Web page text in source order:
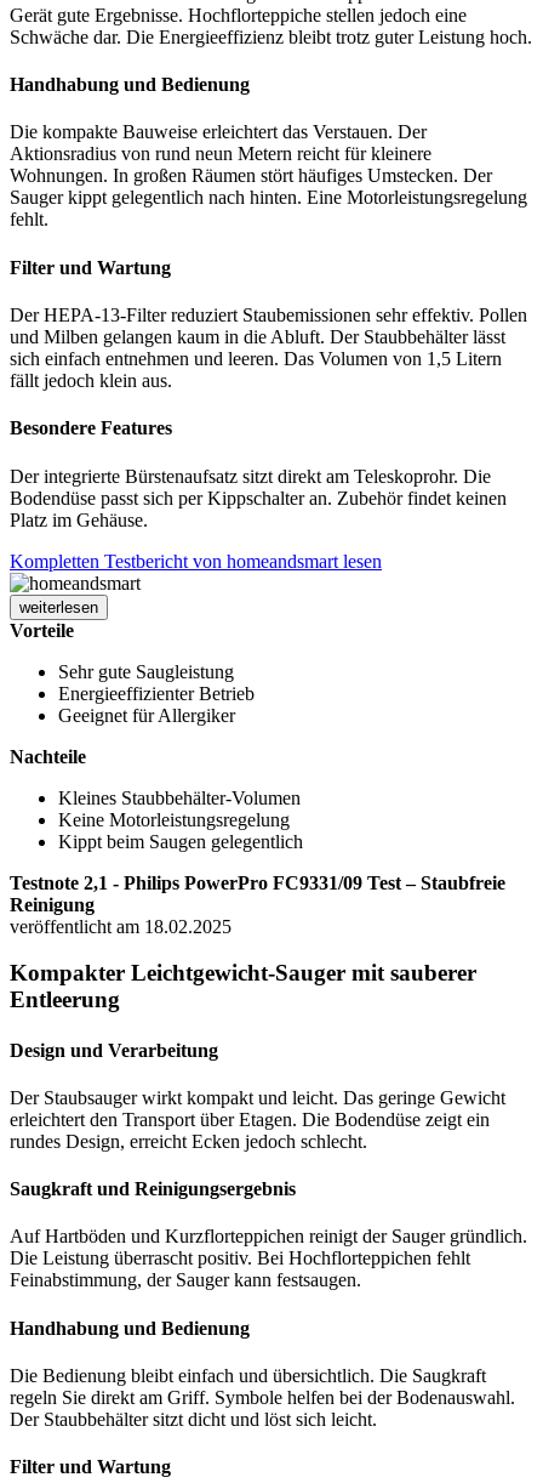
Gerät gute Ergebnisse. Hochflorteppiche stellen jedoch eine
Schwäche dar. Die Energieeffizienz bleibt trotz guter Leistung hoch.
Handhabung und Bedienung
Die kompakte Bauweise erleichtert das Verstauen. Der
Aktionsradius von rund neun Metern reicht für kleinere
Wohnungen. In großen Räumen stört häufiges Umstecken. Der
Sauger kippt gelegentlich nach hinten. Eine Motorleistungsregelung
fehlt.
Filter und Wartung
Der HEPA-13-Filter reduziert Staubemissionen sehr effektiv. Pollen
und Milben gelangen kaum in die Abluft. Der Staubbehälter lässt
sich einfach entnehmen und leeren. Das Volumen von 1,5 Litern
fällt jedoch klein aus.
Besondere Features
Der integrierte Bürstenaufsatz sitzt direkt am Teleskoprohr. Die
Bodendüse passt sich per Kippschalter an. Zubehör findet keinen
Platz im Gehäuse.
Kompletten Testbericht von homeandsmart lesen
weiterlesen
Vorteile
Sehr gute Saugleistung
Energieeffizienter Betrieb
Geeignet für Allergiker
Nachteile
Kleines Staubbehälter-Volumen
Keine Motorleistungsregelung
Kippt beim Saugen gelegentlich
Testnote 2,1 - Philips PowerPro FC9331/09 Test – Staubfreie
Reinigung
veröffentlicht am 18.02.2025
Kompakter Leichtgewicht-Sauger mit sauberer
Entleerung
Design und Verarbeitung
Der Staubsauger wirkt kompakt und leicht. Das geringe Gewicht
erleichtert den Transport über Etagen. Die Bodendüse zeigt ein
rundes Design, erreicht Ecken jedoch schlecht.
Saugkraft und Reinigungsergebnis
Auf Hartböden und Kurzflorteppichen reinigt der Sauger gründlich.
Die Leistung überrascht positiv. Bei Hochflorteppichen fehlt
Feinabstimmung, der Sauger kann festsaugen.
Handhabung und Bedienung
Die Bedienung bleibt einfach und übersichtlich. Die Saugkraft
regeln Sie direkt am Griff. Symbole helfen bei der Bodenauswahl.
Der Staubbehälter sitzt dicht und löst sich leicht.
Filter und Wartung